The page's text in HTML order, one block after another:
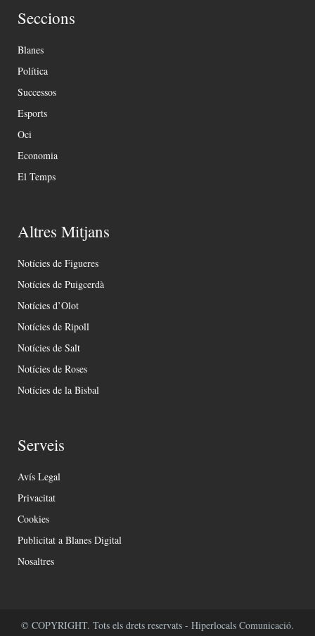
Seccions
Blanes
Política
Successos
Esports
Oci
Economia
El Temps
Altres Mitjans
Notícies de Figueres
Notícies de Puigcerdà
Notícies d’Olot
Notícies de Ripoll
Notícies de Salt
Notícies de Roses
Notícies de la Bisbal
Serveis
Avís Legal
Privacitat
Cookies
Publicitat a Blanes Digital
Nosaltres
© COPYRIGHT. Tots els drets reservats - Hiperlocals Comunicació.